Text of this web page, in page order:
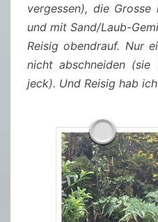
vergessen), die
und mit Sand/Laub-
Reisig obendrauf. Nur
nicht abschneiden
jeck). Und Reisig hab